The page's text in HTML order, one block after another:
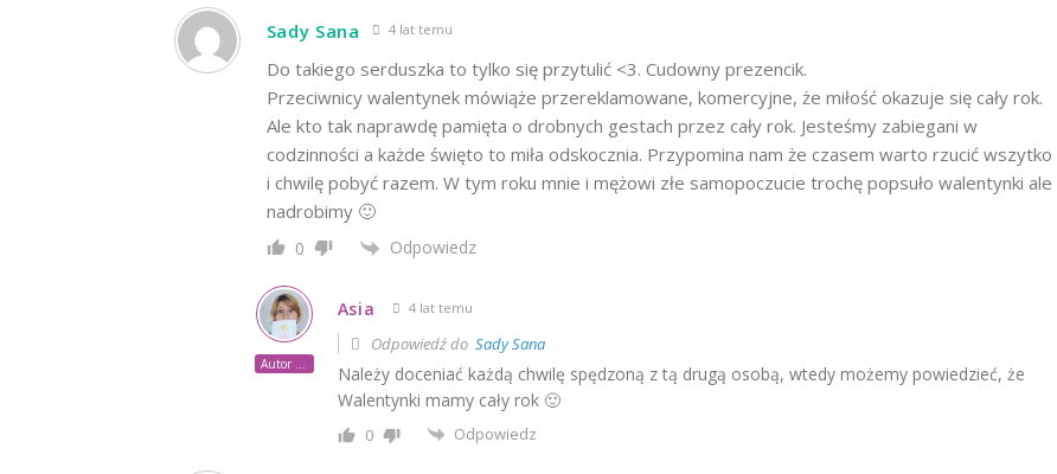
Sady Sana 4 lat temu
Do takiego serduszka to tylko się przytulić <3. Cudowny prezencik.
Przeciwnicy walentynek mówiąże przereklamowane, komercyjne, że miłość okazuje się cały rok.
Ale kto tak naprawdę pamięta o drobnych gestach przez cały rok. Jesteśmy zabiegani w
codzinności a każde święto to miła odskocznia. Przypomina nam że czasem warto rzucić wszytko
i chwilę pobyć razem. W tym roku mnie i mężowi złe samopoczucie trochę popsuło walentynki ale
nadrobimy 🙂
0 Odpowiedz
Asia 4 lat temu
Odpowiedź do Sady Sana
Należy doceniać każdą chwilę spędzoną z tą drugą osobą, wtedy możemy powiedzieć, że
Walentynki mamy cały rok 🙂
0 Odpowiedz